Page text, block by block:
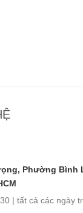
Phường Bình
| tất cả các ngày